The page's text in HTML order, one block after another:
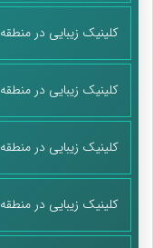
کلینیک زیبایی در منطقه 16
کلینیک زیبایی در منطقه 17
کلینیک زیبایی در منطقه 18
کلینیک زیبایی در منطقه 19